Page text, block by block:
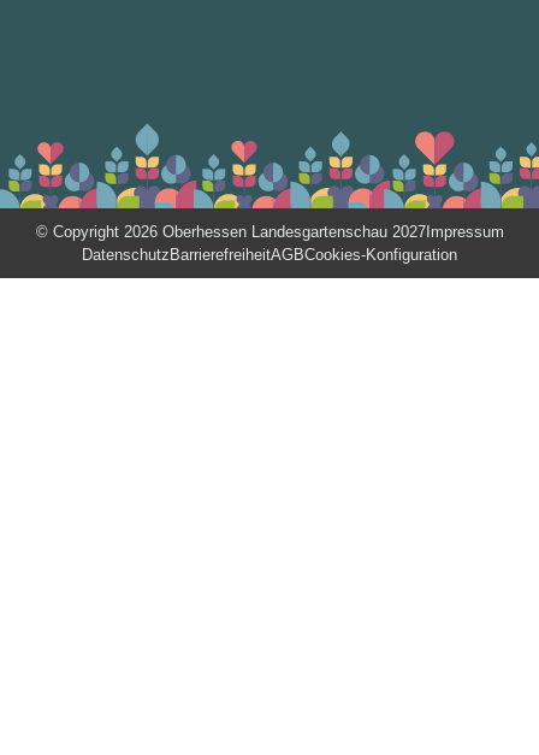
© Copyright 2026 Oberhessen Landesgartenschau 2027Impressum
Datenschutz BarrierefreiheitAGBCookies-Konfiguration